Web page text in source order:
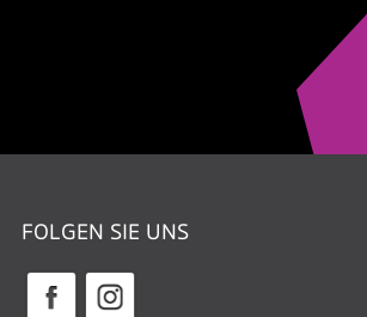
FOLGEN SIE UNS